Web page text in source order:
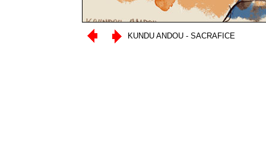
KUNDU ANDOU - SACRAFICE